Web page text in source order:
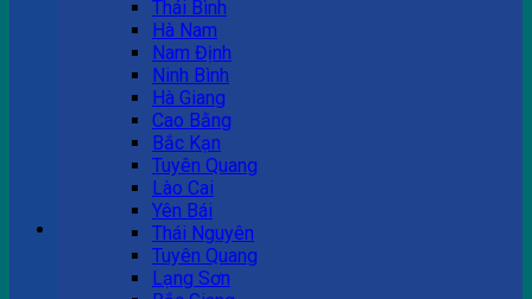
0983 863 488
Hotline hỗ trợ
0983 863 488
Giỏ hàng
Chưa có sản phẩm trong giỏ hàng.
Thái Bình
Hà Nam
Nam Định
Ninh Bình
Hà Giang
Cao Bằng
Bắc Kạn
Tuyên Quang
Lào Cai
Yên Bái
Thái Nguyên
Tuyên Quang
Lạng Sơn